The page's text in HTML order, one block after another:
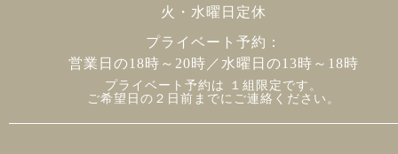
火・水曜日定休
プライベート予約：
営業日の18時～20時／水曜日の13時～18時
プライベート予約は １組限定です。
ご希望日の２日前までにご連絡ください。